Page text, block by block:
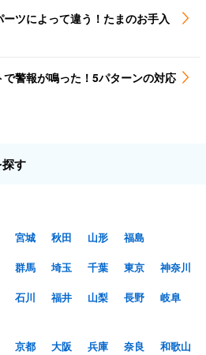
ツによって違う！たまのお手入
警報が鳴った！5パターンの対応
す
宮城 秋田 山形
福島
群馬 埼玉 千葉 東京
神奈川
石川 福井 山梨 長野
岐阜
京都 大阪 兵庫 奈良
和歌山